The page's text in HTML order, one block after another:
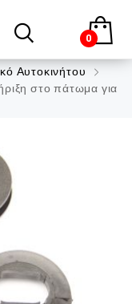
0
Αυτοκινήτου
στο πάτωμα για